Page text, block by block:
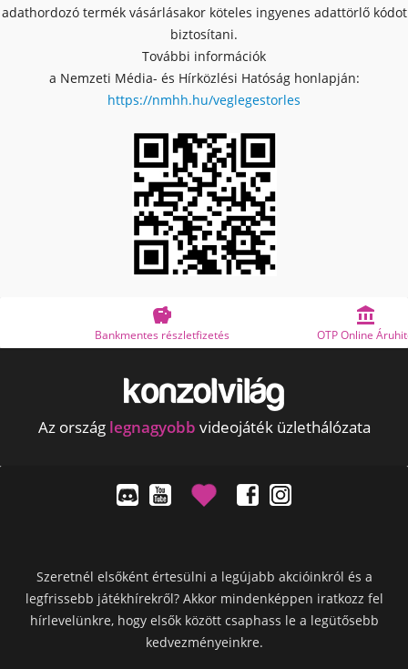
adathordozó termék vásárlásakor köteles ingyenes adattörlő kódot
biztosítani.
További információk
a Nemzeti Média- és Hírközlési Hatóság honlapján:
https://nmhh.hu/veglegestorles
Bankmentes részletfizetés OTP Online Áruhitel
Az ország legnagyobb videojáték üzlethálózata
Szeretnél elsőként értesülni a legújabb akcióinkról és a
legfrissebb játékhírekről? Akkor mindenképpen iratkozz fel
hírlevelünkre, hogy elsők között csaphass le a legütősebb
kedvezményeinkre.